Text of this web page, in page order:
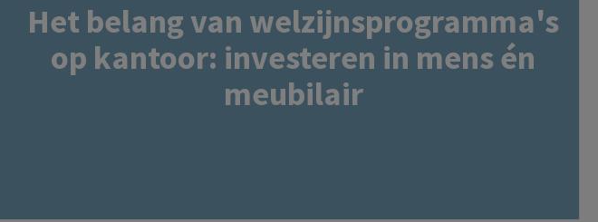
Het belang van welzijnsprogramma's
op kantoor: investeren in mens én
meubilair